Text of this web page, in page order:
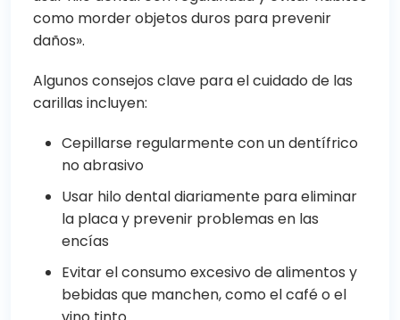
como morder objetos duros para prevenir
daños».
Algunos consejos clave para el cuidado de las
carillas incluyen:
Cepillarse regularmente con un dentífrico
no abrasivo
Usar hilo dental diariamente para eliminar
la placa y prevenir problemas en las
encías
Evitar el consumo excesivo de alimentos y
bebidas que manchen, como el café o el